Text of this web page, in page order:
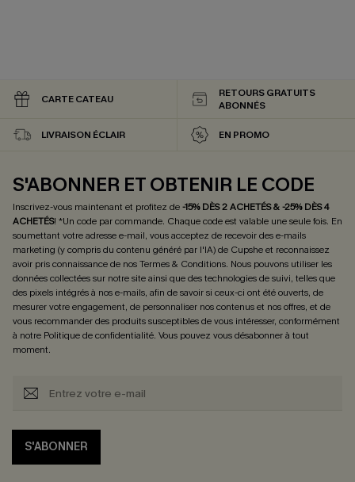
CARTE CATEAU
RETOURS GRATUITS
ABONNÉS
LIVRAISON ÉCLAIR EN PROMO
S'ABONNER ET OBTENIR LE CODE
Inscrivez-vous maintenant et profitez de-15% DÈS 2 ACHETÉS & -25% DÈS 4
ACHETÉS! *Un code par commande. Chaque code est valable une seule fois. En
soumettant votre adresse e-mail, vous acceptez de recevoir des e-mails
marketing (y compris du contenu généré par l'IA) de Cupshe et reconnaissez
avoir pris connaissance de nosTermes & Conditions. Nous pouvons utiliser les
données collectées sur notre site ainsi que des technologies de suivi, telles que
des pixels intégrés à nos e-mails, afin de savoir si ceux-ci ont été ouverts, de
mesurer votre engagement, de personnaliser nos contenus et nos offres, et de
vous recommander des produits susceptibles de vous intéresser, conformément
à notre Politique de confidentialité. Vous pouvez vous désabonner à tout
moment.
S'ABONNER